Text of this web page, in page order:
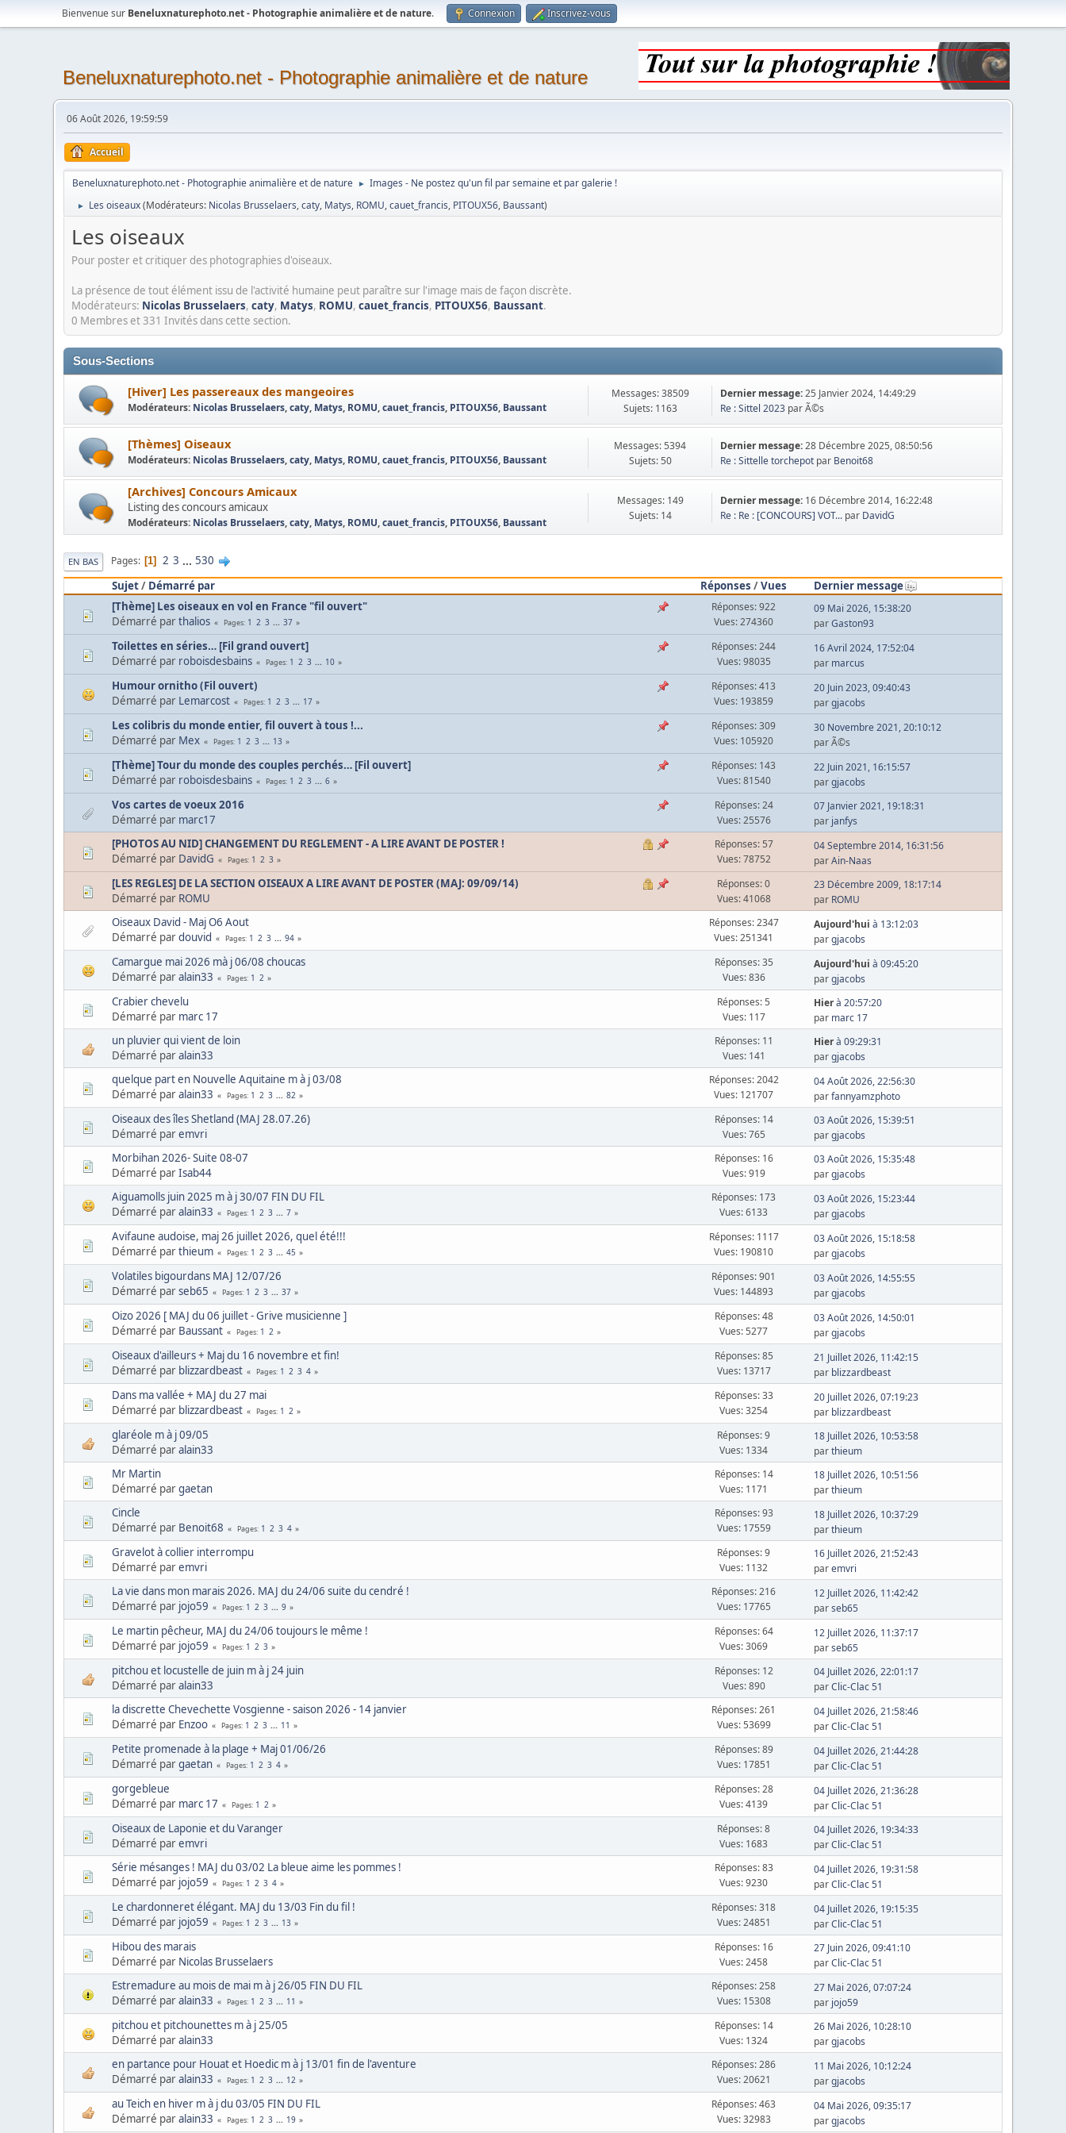
Bienvenue sur Beneluxnaturephoto.net - Photographie animalière et de nature. Connexion Inscrivez-vous
Beneluxnaturephoto.net - Photographie animalière et de nature
06 Août 2026, 19:59:59
Accueil
Beneluxnaturephoto.net - Photographie animalière et de nature ► Images - Ne postez qu'un fil par semaine et par galerie !
► Les oiseaux(Modérateurs: Nicolas Brusselaers,caty, Matys, ROMU,cauet_francis, PITOUX56, Baussant)
Les oiseaux
Pour poster et critiquer des photographies d'oiseaux.
La présence de tout élément issu de l'activité humaine peut paraître sur l'image mais de façon discrète.
Modérateurs: Nicolas Brusselaers,caty, Matys, ROMU,cauet_francis, PITOUX56, Baussant.
0 Membres et 331 Invités dans cette section.
Sous-Sections
[Hiver] Les passereaux des mangeoires
Modérateurs: Nicolas Brusselaers,caty, Matys, ROMU,cauet_francis, PITOUX56, Baussant
Messages: 38509
Sujets: 1163
Dernier message:25 Janvier 2024, 14:49:29
Re : Sittel 2023 par Ã©s
[Thèmes] Oiseaux
Modérateurs: Nicolas Brusselaers,caty, Matys, ROMU,cauet_francis, PITOUX56, Baussant
Messages: 5394
Sujets: 50
Dernier message:28 Décembre 2025, 08:50:56
Re : Sittelle torchepot par Benoit68
[Archives] Concours Amicaux
Listing des concours amicaux
Modérateurs: Nicolas Brusselaers,caty, Matys, ROMU,cauet_francis, PITOUX56, Baussant
Messages: 149
Sujets: 14
Dernier message: 16 Décembre 2014, 16:22:48
Re : Re : [CONCOURS] VOT... par DavidG
EN BAS Pages 1 2 3 ... 530
Sujet/ Démarré par Réponses /Vues
Dernier message
[Thème] Les oiseaux en vol en France "fil ouvert"
Démarré parthalios Pages 1 2 3 ... 37
Réponses: 922
Vues: 274360
09 Mai 2026, 15:38:20
parGaston93
Toilettes en séries… [Fil grand ouvert]
Démarré par roboisdesbains Pages 1 2 3 ... 10
Réponses: 244
Vues: 98035
16 Avril 2024, 17:52:04
par marcus
Humour ornitho (Fil ouvert)
Démarré par Lemarcost Pages 1 2 3 ... 17
Réponses: 413
Vues: 193859
20 Juin 2023, 09:40:43
pargjacobs
Les colibris du monde entier, fil ouvert à tous !...
Démarré par Mex Pages 1 2 3 ... 13
Réponses: 309
Vues: 105920
30 Novembre 2021, 20:10:12
par Ã©s
[Thème] Tour du monde des couples perchés… [Fil ouvert]
Démarré par roboisdesbains Pages 1 2 3 ... 6
Réponses: 143
Vues: 81540
22 Juin 2021, 16:15:57
pargjacobs
Vos cartes de voeux 2016
Démarré par marc17
Réponses: 24
Vues: 25576
07 Janvier 2021, 19:18:31
par janfys
[PHOTOS AU NID] CHANGEMENT DU REGLEMENT - A LIRE AVANT DE POSTER !
Démarré par DavidG Pages 1 2 3
Réponses: 57
Vues: 78752
04 Septembre 2014, 16:31:56
parAin-Naas
[LES REGLES] DE LA SECTION OISEAUX A LIRE AVANT DE POSTER (MAJ: 09/09/14)
Démarré par ROMU
Réponses: 0
Vues: 41068
23 Décembre 2009, 18:17:14
par ROMU
Oiseaux David - Maj O6 Aout
Démarré pardouvid Pages 1 2 3 ... 94
Réponses: 2347
Vues: 251341
Aujourd'hui à 13:12:03
pargjacobs
Camargue mai 2026 mà j 06/08 choucas
Démarré paralain33 Pages 1 2
Réponses: 35
Vues: 836
Aujourd'hui à 09:45:20
pargjacobs
Crabier chevelu
Démarré par marc 17
Réponses: 5
Vues: 117
Hierà 20:57:20
par marc 17
un pluvier qui vient de loin
Démarré paralain33
Réponses: 11
Vues: 141
Hierà 09:29:31
pargjacobs
quelque part en Nouvelle Aquitaine m à j 03/08
Démarré paralain33 Pages 1 2 3 ... 82
Réponses: 2042
Vues: 121707
04 Août 2026, 22:56:30
parfannyamzphoto
Oiseaux des îles Shetland (MAJ 28.07.26)
Démarré paremvri
Réponses: 14
Vues: 765
03 Août 2026, 15:39:51
pargjacobs
Morbihan 2026- Suite 08-07
Démarré parIsab44
Réponses: 16
Vues: 919
03 Août 2026, 15:35:48
pargjacobs
Aiguamolls juin 2025 m à j 30/07 FIN DU FIL
Démarré paralain33 Pages 1 2 3 ... 7
Réponses: 173
Vues: 6133
03 Août 2026, 15:23:44
pargjacobs
Avifaune audoise, maj 26 juillet 2026, quel été!!!
Démarré parthieum Pages 1 2 3 ... 45
Réponses: 1117
Vues: 190810
03 Août 2026, 15:18:58
pargjacobs
Volatiles bigourdans MAJ 12/07/26
Démarré parseb65 Pages 1 2 3 ... 37
Réponses: 901
Vues: 144893
03 Août 2026, 14:55:55
pargjacobs
Oizo 2026 [ MAJ du 06 juillet - Grive musicienne ]
Démarré par Baussant Pages 1 2
Réponses: 48
Vues: 5277
03 Août 2026, 14:50:01
pargjacobs
Oiseaux d'ailleurs + Maj du 16 novembre et fin!
Démarré par blizzardbeast Pages 1 2 3 4
Réponses: 85
Vues: 13717
21 Juillet 2026, 11:42:15
par blizzardbeast
Dans ma vallée + MAJ du 27 mai
Démarré par blizzardbeast Pages 1 2
Réponses: 33
Vues: 3254
20 Juillet 2026, 07:19:23
par blizzardbeast
glaréole m à j 09/05
Démarré paralain33
Réponses: 9
Vues: 1334
18 Juillet 2026, 10:53:58
parthieum
Mr Martin
Démarré pargaetan
Réponses: 14
Vues: 1171
18 Juillet 2026, 10:51:56
parthieum
Cincle
Démarré par Benoit68 Pages 1 2 3 4
Réponses: 93
Vues: 17559
18 Juillet 2026, 10:37:29
parthieum
Gravelot à collier interrompu
Démarré paremvri
Réponses: 9
Vues: 1132
16 Juillet 2026, 21:52:43
paremvri
La vie dans mon marais 2026. MAJ du 24/06 suite du cendré !
Démarré par jojo59 Pages 1 2 3 ... 9
Réponses: 216
Vues: 17765
12 Juillet 2026, 11:42:42
parseb65
Le martin pêcheur, MAJ du 24/06 toujours le même !
Démarré par jojo59 Pages 1 2 3
Réponses: 64
Vues: 3069
12 Juillet 2026, 11:37:17
parseb65
pitchou et locustelle de juin m à j 24 juin
Démarré paralain33
Réponses: 12
Vues: 890
04 Juillet 2026, 22:01:17
parClic-Clac 51
la discrette Chevechette Vosgienne - saison 2026 - 14 janvier
Démarré par Enzoo Pages 1 2 3 ... 11
Réponses: 261
Vues: 53699
04 Juillet 2026, 21:58:46
parClic-Clac 51
Petite promenade à la plage + Maj 01/06/26
Démarré pargaetan Pages 1 2 3 4
Réponses: 89
Vues: 17851
04 Juillet 2026, 21:44:28
parClic-Clac 51
gorgebleue
Démarré par marc 17 Pages 1 2
Réponses: 28
Vues: 4139
04 Juillet 2026, 21:36:28
parClic-Clac 51
Oiseaux de Laponie et du Varanger
Démarré paremvri
Réponses: 8
Vues: 1683
04 Juillet 2026, 19:34:33
parClic-Clac 51
Série mésanges ! MAJ du 03/02 La bleue aime les pommes !
Démarré par jojo59 Pages 1 2 3 4
Réponses: 83
Vues: 9230
04 Juillet 2026, 19:31:58
parClic-Clac 51
Le chardonneret élégant. MAJ du 13/03 Fin du fil !
Démarré par jojo59 Pages 1 2 3 ... 13
Réponses: 318
Vues: 24851
04 Juillet 2026, 19:15:35
parClic-Clac 51
Hibou des marais
Démarré par Nicolas Brusselaers
Réponses: 16
Vues: 2458
27 Juin 2026, 09:41:10
parClic-Clac 51
Estremadure au mois de mai m à j 26/05 FIN DU FIL
Démarré paralain33 Pages 1 2 3 ... 11
Réponses: 258
Vues: 15308
27 Mai 2026, 07:07:24
par jojo59
pitchou et pitchounettes m à j 25/05
Démarré paralain33
Réponses: 14
Vues: 1324
26 Mai 2026, 10:28:10
pargjacobs
en partance pour Houat et Hoedic m à j 13/01 fin de l'aventure
Démarré paralain33 Pages 1 2 3 ... 12
Réponses: 286
Vues: 20621
11 Mai 2026, 10:12:24
pargjacobs
au Teich en hiver m à j du 03/05 FIN DU FIL
Démarré paralain33 Pages 1 2 3 ... 19
Réponses: 463
Vues: 32983
04 Mai 2026, 09:35:17
pargjacobs